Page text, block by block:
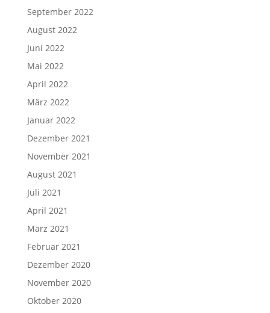
September 2022
August 2022
Juni 2022
Mai 2022
April 2022
März 2022
Januar 2022
Dezember 2021
November 2021
August 2021
Juli 2021
April 2021
März 2021
Februar 2021
Dezember 2020
November 2020
Oktober 2020